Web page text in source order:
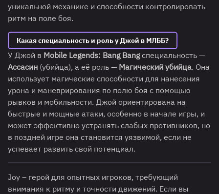
уникальной механике и способности контролировать
ритм на поле боя.
Какая специальность и роль у Джой в МЛББ?
У Джой в Mobile Legends: Bang Bangспециальность —
Ассасин (убийца), а её роль — Магический убийца. Она
использует магические способности для нанесения
урона и маневрирования по полю боя с помощью
рывков и мобильности. Джой ориентирована на
быстрые и мощные атаки, особенно в начале игры, и
может эффективно устранять слабых противников, но
в поздней игре она становится уязвимой, если не
успевает развить свой потенциал.
Joy – герой для опытных игроков, требующий
внимания к ритму и точности движений. Если вы